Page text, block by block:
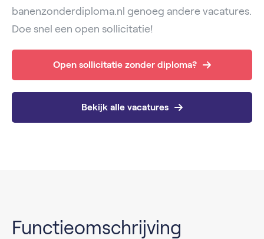
banenzonderdiploma.nl genoeg andere vacatures.
Doe snel een open sollicitatie!
Open sollicitatie zonder diploma?
Bekijk alle vacatures
Functieomschrijving